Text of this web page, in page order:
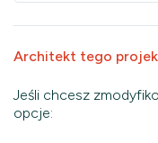
Architekt tego
Jeśli chcesz
opcje: